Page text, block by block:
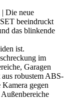
Die neue
beeindruckt
das blinkende
ist.
im
Garagen
robustem ABS-
gegen